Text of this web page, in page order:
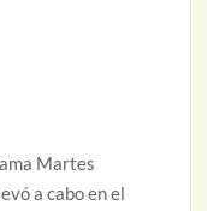
Martes
a cabo en el